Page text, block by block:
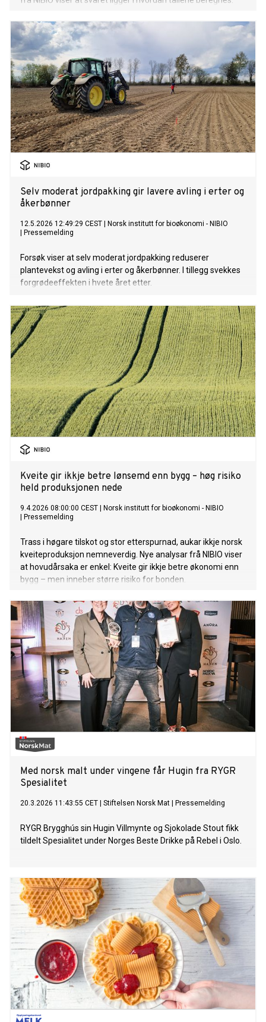
Selv moderat jordpakking gir lavere avling i erter og
åkerbønner
12.5.2026 12:49:29 CEST
Norsk institutt for bioøkonomi - NIBIO
Pressemelding
Forsøk viser at selv moderat jordpakking reduserer
plantevekst og avling i erter og åkerbønner. I tillegg svekkes
forgrødeeffekten i hvete året etter.
Kveite gir ikkje betre lønsemd enn bygg – høg risiko
held produksjonen nede
9.4.2026 08:00:00 CEST
Norsk institutt for bioøkonomi - NIBIO
Pressemelding
Trass i høgare tilskot og stor etterspurnad, aukar ikkje norsk
kveiteproduksjon nemneverdig. Nye analysar frå NIBIO viser
at hovudårsaka er enkel: Kveite gir ikkje betre økonomi enn
bygg – men inneber større risiko for bonden.
Med norsk malt under vingene får Hugin fra RYGR
Spesialitet
20.3.2026 11:43:55 CET Stiftelsen Norsk Mat Pressemelding
RYGR Brygghús sin Hugin Villmynte og Sjokolade Stout fikk
tildelt Spesialitet under Norges Beste Drikke på Rebel i Oslo.